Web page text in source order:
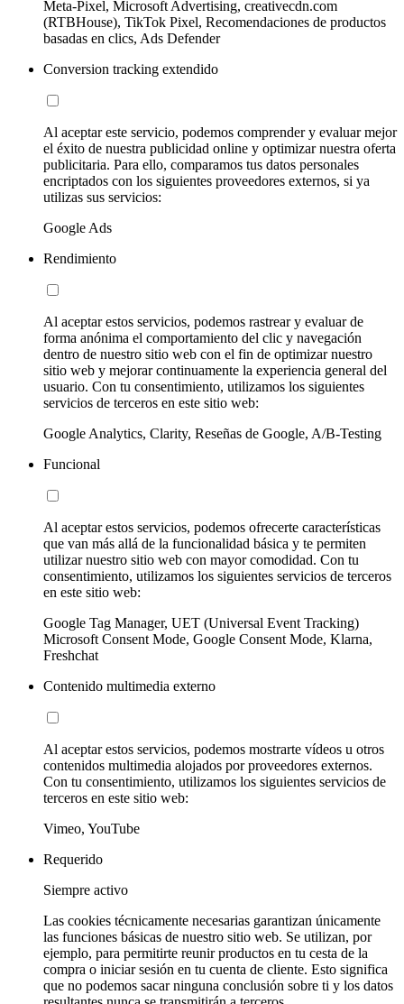
Meta-Pixel, Microsoft Advertising, creativecdn.com
(RTBHouse), TikTok Pixel, Recomendaciones de productos
basadas en clics, Ads Defender
Conversion tracking extendido
Al aceptar este servicio, podemos comprender y evaluar mejor
el éxito de nuestra publicidad online y optimizar nuestra oferta
publicitaria. Para ello, comparamos tus datos personales
encriptados con los siguientes proveedores externos, si ya
utilizas sus servicios:
Google Ads
Rendimiento
Al aceptar estos servicios, podemos rastrear y evaluar de
forma anónima el comportamiento del clic y navegación
dentro de nuestro sitio web con el fin de optimizar nuestro
sitio web y mejorar continuamente la experiencia general del
usuario. Con tu consentimiento, utilizamos los siguientes
servicios de terceros en este sitio web:
Google Analytics, Clarity, Reseñas de Google, A/B-Testing
Funcional
Al aceptar estos servicios, podemos ofrecerte características
que van más allá de la funcionalidad básica y te permiten
utilizar nuestro sitio web con mayor comodidad. Con tu
consentimiento, utilizamos los siguientes servicios de terceros
en este sitio web:
Google Tag Manager, UET (Universal Event Tracking)
Microsoft Consent Mode, Google Consent Mode, Klarna,
Freshchat
Contenido multimedia externo
Al aceptar estos servicios, podemos mostrarte vídeos u otros
contenidos multimedia alojados por proveedores externos.
Con tu consentimiento, utilizamos los siguientes servicios de
terceros en este sitio web:
Vimeo, YouTube
Requerido
Siempre activo
Las cookies técnicamente necesarias garantizan únicamente
las funciones básicas de nuestro sitio web. Se utilizan, por
ejemplo, para permitirte reunir productos en tu cesta de la
compra o iniciar sesión en tu cuenta de cliente. Esto significa
que no podemos sacar ninguna conclusión sobre ti y los datos